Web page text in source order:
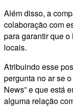
Além disso, a
colaboração com
para garantir que
locais.
Atribuindo esse
pergunta no ar se
News” e que está
alguma relação